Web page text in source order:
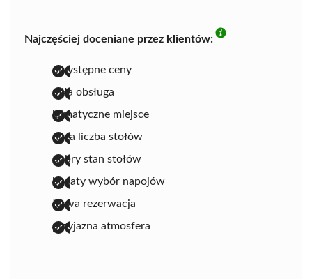
Najczęściej doceniane przez klientów:
przystępne ceny
miła obsługa
klimatyczne miejsce
duża liczba stołów
dobry stan stołów
bogaty wybór napojów
łatwa rezerwacja
przyjazna atmosfera